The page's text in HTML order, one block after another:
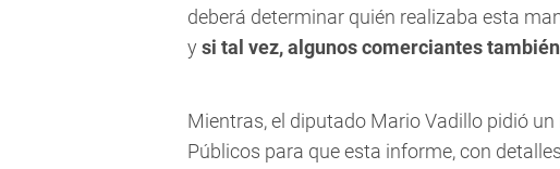
deberá determinar quién realizaba esta
y si tal vez, algunos comerciantes
Mientras, el diputado Mario Vadillo pidió
Públicos para que esta informe, con